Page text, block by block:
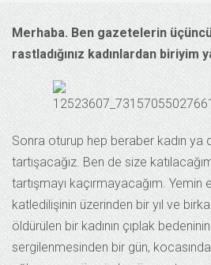
Merhaba. Ben gazetelerin
rastladığınız kadınlardan biriyim
Sonra oturup hep beraber kadın ya
tartışacağız. Ben de size
tartışmayı kaçırmayacağım. Yemin
katledilişinin üzerinden bir yıl ve
öldürülen bir kadının çıplak
sergilenmesinden bir gün,